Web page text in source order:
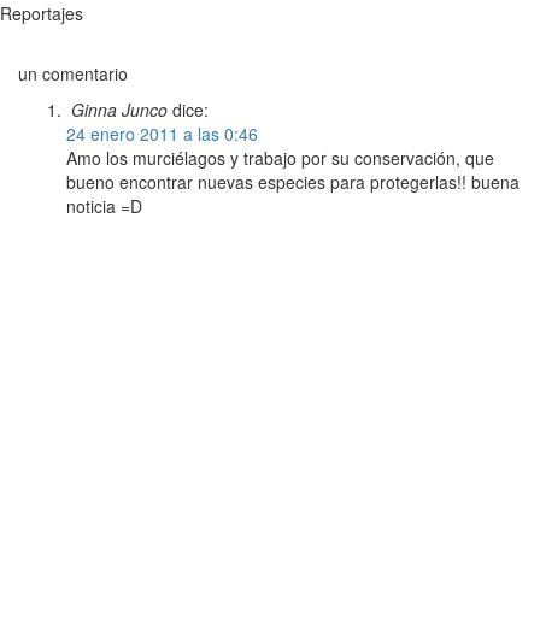
Reportajes
un comentario
Ginna Junco dice:
24 enero 2011 a las 0:46
Amo los murciélagos y trabajo por su conservación, que
bueno encontrar nuevas especies para protegerlas!! buena
noticia =D